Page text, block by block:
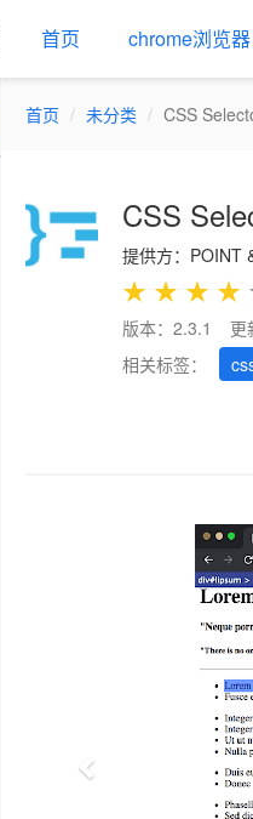
首页 chrome浏览器
首页 未分类 CSS
CSS
提供方：POINT
★ ★ ★ ★
版本：2.3.1
更
相关标签：